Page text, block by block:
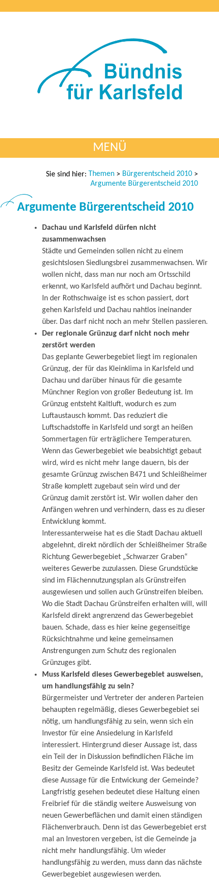
MENÜ
Sie sind hier: Themen > Bürgerentscheid 2010 >
Argumente Bürgerentscheid 2010
Argumente Bürgerentscheid 2010
Dachau und Karlsfeld dürfen nicht
zusammenwachsen
Städte und Gemeinden sollen nicht zu einem
gesichtslosen Siedlungsbrei zusammenwachsen. Wir
wollen nicht, dass man nur noch am Ortsschild
erkennt, wo Karlsfeld aufhört und Dachau beginnt.
In der Rothschwaige ist es schon passiert, dort
gehen Karlsfeld und Dachau nahtlos ineinander
über. Das darf nicht noch an mehr Stellen passieren.
Der regionale Grünzug darf nicht noch mehr
zerstört werden
Das geplante Gewerbegebiet liegt im regionalen
Grünzug, der für das Kleinklima in Karlsfeld und
Dachau und darüber hinaus für die gesamte
Münchner Region von großer Bedeutung ist. Im
Grünzug entsteht Kaltluft, wodurch es zum
Luftaustausch kommt. Das reduziert die
Luftschadstoffe in Karlsfeld und sorgt an heißen
Sommertagen für erträglichere Temperaturen.
Wenn das Gewerbegebiet wie beabsichtigt gebaut
wird, wird es nicht mehr lange dauern, bis der
gesamte Grünzug zwischen B471 und Schleißheimer
Straße komplett zugebaut sein wird und der
Grünzug damit zerstört ist. Wir wollen daher den
Anfängen wehren und verhindern, dass es zu dieser
Entwicklung kommt.
Interessanterweise hat es die Stadt Dachau aktuell
abgelehnt, direkt nördlich der Schleißheimer Straße
Richtung Gewerbegebiet „Schwarzer Graben“
weiteres Gewerbe zuzulassen. Diese Grundstücke
sind im Flächennutzungsplan als Grünstreifen
ausgewiesen und sollen auch Grünstreifen bleiben.
Wo die Stadt Dachau Grünstreifen erhalten will, will
Karlsfeld direkt angrenzend das Gewerbegebiet
bauen. Schade, dass es hier keine gegenseitige
Rücksichtnahme und keine gemeinsamen
Anstrengungen zum Schutz des regionalen
Grünzuges gibt.
Muss Karlsfeld dieses Gewerbegebiet ausweisen,
um handlungsfähig zu sein?
Bürgermeister und Vertreter der anderen Parteien
behaupten regelmäßig, dieses Gewerbegebiet sei
nötig, um handlungsfähig zu sein, wenn sich ein
Investor für eine Ansiedelung in Karlsfeld
interessiert. Hintergrund dieser Aussage ist, dass
ein Teil der in Diskussion befindlichen Fläche im
Besitz der Gemeinde Karlsfeld ist. Was bedeutet
diese Aussage für die Entwickung der Gemeinde?
Langfristig gesehen bedeutet diese Haltung einen
Freibrief für die ständig weitere Ausweisung von
neuen Gewerbeflächen und damit einen ständigen
Flächenverbrauch. Denn ist das Gewerbegebiet erst
mal an Investoren vergeben, ist die Gemeinde ja
nicht mehr handlungsfähig. Um wieder
handlungsfähig zu werden, muss dann das nächste
Gewerbegebiet ausgewiesen werden.